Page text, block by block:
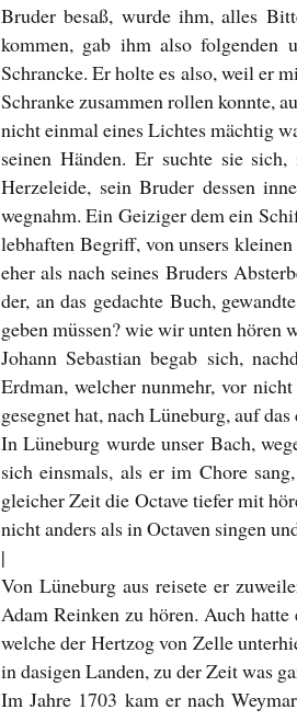
Bruder besaß, wurde ihm, alles
kommen, gab ihm also folgenden
Schrancke. Er holte es also, weil er
Schranke zusammen rollen konnte,
nicht einmal eines Lichtes mächtig
seinen Händen. Er suchte sie
Herzeleide, sein Bruder dessen
wegnahm. Ein Geiziger dem ein
lebhaften Begriff, von unsers
eher als nach seines Bruders
der, an das gedachte Buch,
geben müssen? wie wir unten hören
Johann Sebastian begab sich,
Erdman, welcher nunmehr, vor
gesegnet hat, nach Lüneburg, auf
In Lüneburg wurde unser Bach,
sich einsmals, als er im Chore
gleicher Zeit die Octave tiefer mit
nicht anders als in Octaven singen
|
Von Lüneburg aus reisete er
Adam Reinken zu hören. Auch
welche der Hertzog von Zelle
in dasigen Landen, zu der Zeit was
Im Jahre 1703 kam er nach